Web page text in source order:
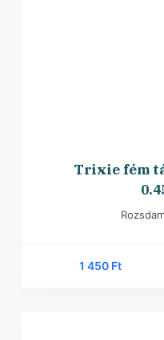
Trixie fém
1 450 Ft